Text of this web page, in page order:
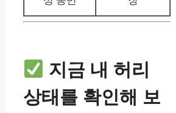
지금 내 허리
상태를 확인해 보